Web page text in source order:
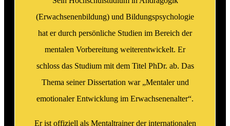
(Erwachsenenbildung) und Bildungspsychologie
hat er durch persönliche Studien im Bereich der
mentalen Vorbereitung weiterentwickelt. Er
schloss das Studium mit dem Titel PhDr. ab. Das
Thema seiner Dissertation war „Mentaler und
emotionaler Entwicklung im Erwachsenenalter“.
Er ist offiziell als Mentaltrainer der internationalen